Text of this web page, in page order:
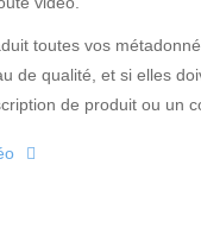
toutes vos
de qualité, et si elles
de produit ou un